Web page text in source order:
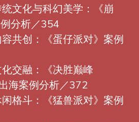
文化与科幻美学：《崩
分析／354
共创：《蛋仔派对》案例
交融：《决胜巅峰
海案例分析／372
格斗：《猛兽派对》案例